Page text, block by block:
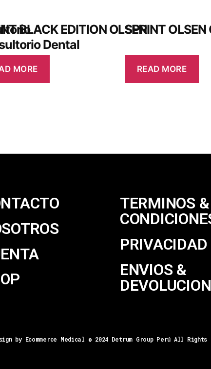
BLACK EDITION OLSEN
Dental
MORE
SPRINT
READ MORE
TERMINOS &
PRIVACIDAD
ENVIOS &
DEVOLUCION
by Ecommerce Medical © 2024 Detrum Group Perú All Rights